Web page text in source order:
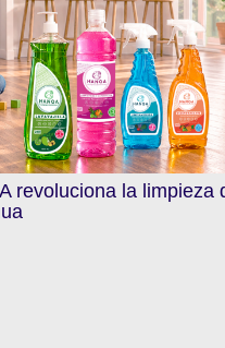
revoluciona la limpieza